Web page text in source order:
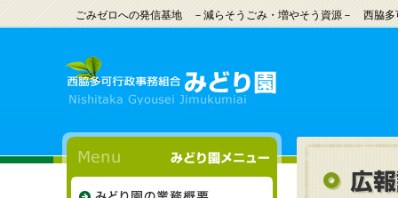
ごみゼロへの発信基地 －減らそうごみ・増やそう資源－ 西脇多